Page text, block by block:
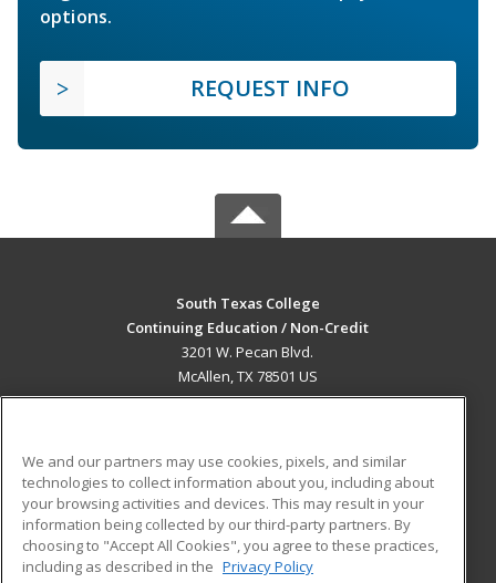
options.
REQUEST INFO
South Texas College
Continuing Education / Non-Credit
3201 W. Pecan Blvd.
McAllen, TX 78501 US
ADDITIONAL RESOURCES
Military
Financial Assistance
Help
Student Blog
We and our partners may use cookies, pixels, and similar
technologies to collect information about you, including about
your browsing activities and devices. This may result in your
information being collected by our third-party partners. By
choosing to "Accept All Cookies", you agree to these practices,
including as described in the Privacy Policy